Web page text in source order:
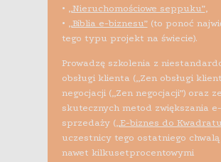
• „Nieruchomościowe seppuku”,
• „Biblia e-biznesu”(to ponoć
tego typu projekt na świecie).
Prowadzę szkolenia z
obsługi klienta („Zen obsługi
negocjacji („Zen negocjacji”) oraz ze
skutecznych metod zwiększania e-
sprzedaży („E-biznes do
uczestnicy tego ostatniego chwalą
nawet kilkusetprocentowymi